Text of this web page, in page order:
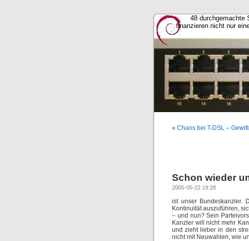
48 durchgemachte
finanzieren nicht nur
« Chaos bei T-DSL –
Schon wieder
2005-05-22 19:28
ist unser Bundeskanzler.
Kontinuität auszuführen,
– und nun? Sein
Kanzler will nicht mehr
und zieht lieber in den
nicht mit Neuwahlen, wie